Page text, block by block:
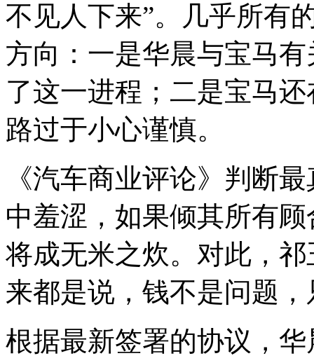
不见人下来”。几乎所有
方向：一是华晨与宝马
了这一进程；二是宝马
路过于小心谨慎。
《汽车商业评论》判断
中羞涩，如果倾其所有
将成无米之炊。对此，
来都是说，钱不是问题
根据最新签署的协议，